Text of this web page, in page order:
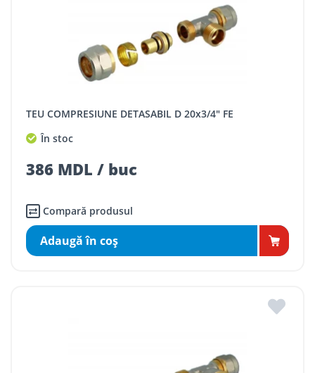
TEU COMPRESIUNE DETASABIL D 20x3/4" FE
În stoc
386 MDL / buc
Compară produsul
Adaugă în coş